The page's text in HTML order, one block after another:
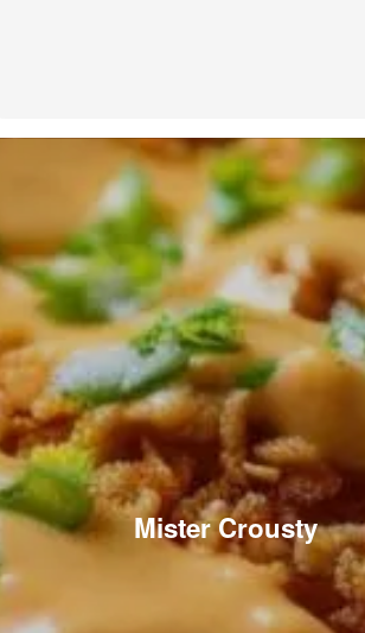
Mister Crousty